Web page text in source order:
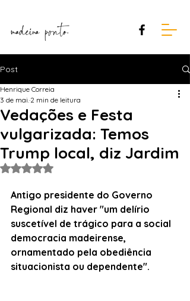
Post
Vedações e Festa
vulgarizada: Temos
Trump local, diz Jardim
Henrique Correia
3 de mai. 2 min de leitura
Avaliado com NaN de 5 estrelas.
Antigo presidente do Governo
Regional diz haver "um delírio
suscetível de trágico para a social
democracia madeirense,
ornamentado pela obediência
situacionista ou dependente".